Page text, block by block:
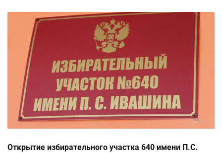
Открытие избирательного участка 640 имени П.С.